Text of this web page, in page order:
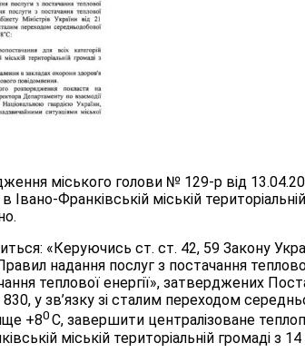
міського голови № 129-р від
Івано-Франківській міській
«Керуючись ст. ст. 42, 59 Закону
надання послуг з постачання
теплової енергії», затверджених
у зв’язку зі сталим переходом
+80 С, завершити централізоване
міській територіальній громаді з